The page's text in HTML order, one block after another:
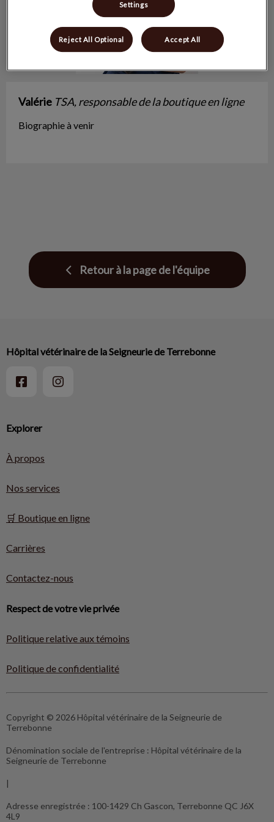
Valérie TSA, responsable de la boutique en ligne
Biographie à venir
Retour à la page de l'équipe
Explorer
À propos
Nos services
🛒 Boutique en ligne
Carrières
Contactez-nous
Respect de votre vie privée
Politique relative aux témoins
Politique de confidentialité
Hôpital vétérinaire de la Seigneurie de Terrebonne
Copyright © 2026 Hôpital vétérinaire de la Seigneurie de
Terrebonne
Dénomination sociale de l'entreprise : Hôpital vétérinaire de la
Seigneurie de Terrebonne
|
Adresse enregistrée : 100-1429 Ch Gascon, Terrebonne QC J6X
4L9
Settings
Reject All Optional Accept All